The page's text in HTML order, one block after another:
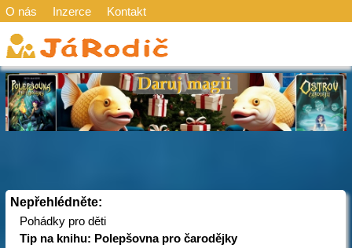
O nás Inzerce Kontakt
Nepřehlédněte:
Pohádky pro děti
Tip na knihu: Polepšovna pro čarodějky